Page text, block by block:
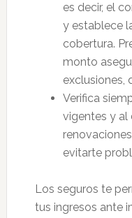
es decir, el
y establece
cobertura.
monto
exclusiones,
Verifica
vigentes y al
evitarte
Los seguros te
tus ingresos ante